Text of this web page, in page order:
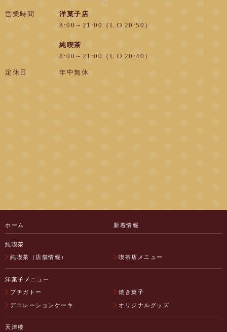
営業時間
洋菓子店
8:00～21:00（L.O 20:50）
純喫茶
8:00～21:00（L.O 20:40）
定休日 年中無休
ホーム 新着情報
純喫茶
純喫茶（店舗情報） 喫茶店メニュー
洋菓子メニュー
プチガトー 焼き菓子
デコレーションケーキ オリジナルグッズ
天津楼